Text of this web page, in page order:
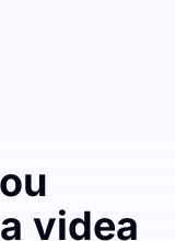
videa